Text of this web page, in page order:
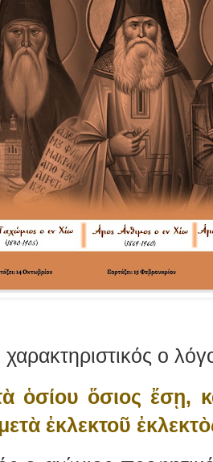
χαρακτηριστικός ο
ὁσίου ὅσιος ἔσῃ,
ἐκλεκτοῦ